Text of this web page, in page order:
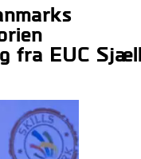
fra EUC